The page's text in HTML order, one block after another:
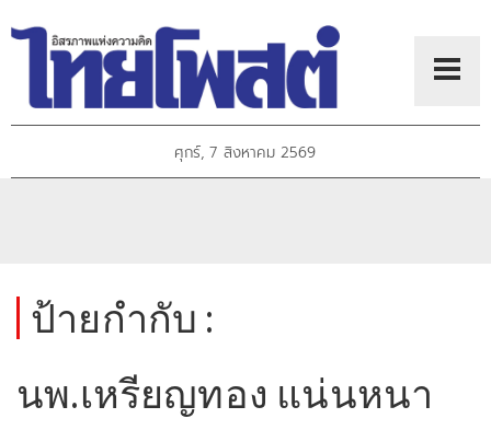
ศุกร์, 7 สิงหาคม 2569
ป้ายกำกับ :
นพ.เหรียญทอง แน่นหนา